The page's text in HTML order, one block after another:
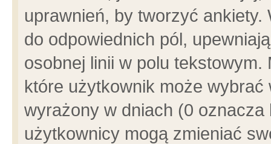
uprawnień, by tworzyć ankiety.
do odpowiednich pól,
osobnej linii w polu
które użytkownik może
wyrażony w dniach (0
użytkownicy mogą zmieniać